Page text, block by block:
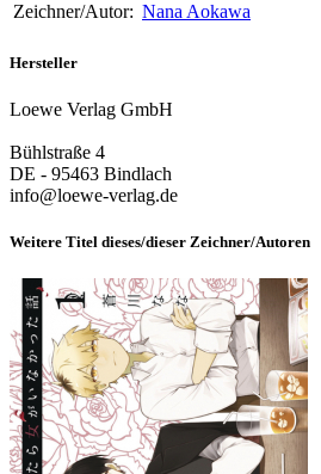
Zeichner/Autor: Nana Aokawa
Hersteller
Loewe Verlag GmbH
Bühlstraße 4
DE - 95463 Bindlach
info@loewe-verlag.de
Weitere Titel dieses/dieser Zeichner/Autoren